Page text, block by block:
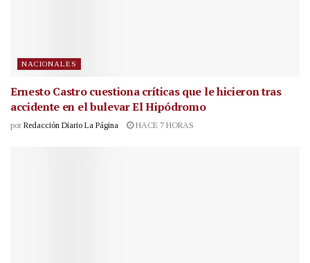
NACIONALES
Ernesto Castro cuestiona críticas que le hicieron tras
accidente en el bulevar El Hipódromo
por Redacción Diario La Página HACE 7 HORAS